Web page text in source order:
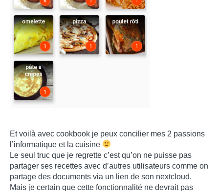
Et voilà avec cookbook je peux concilier mes 2 passions
l’informatique et la cuisine
Le seul truc que je regrette c’est qu’on ne puisse pas
partager ses recettes avec d’autres utilisateurs comme on
partage des documents via un lien de son nextcloud.
Mais je certain que cette fonctionnalité ne devrait pas